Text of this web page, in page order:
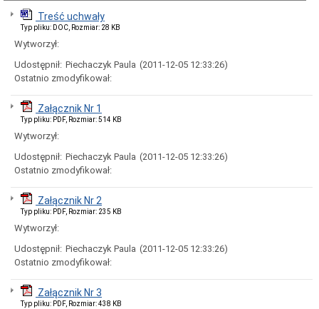
Ogłoszenia
naborze
Ogłoszenia,
obwieszczenia,
informacje
innych
instytucji
Uchwała
Uchwała
dla
województwa
dolnośląskiego
Fundusz
Szerokopasmowy
na
udzielenie
celowej
Zamówienia
Treść uchwały
Typ pliku: DOC, Rozmiar: 28 KB
Wytworzył:
Udostępnił: Piechaczyk Paula (2011-12-05 12:33:26)
Ostatnio zmodyfikował:
Załącznik Nr 1
Typ pliku: PDF, Rozmiar: 514 KB
Wytworzył:
Udostępnił: Piechaczyk Paula (2011-12-05 12:33:26)
Ostatnio zmodyfikował:
Załącznik Nr 2
Typ pliku: PDF, Rozmiar: 235 KB
Wytworzył:
Udostępnił: Piechaczyk Paula (2011-12-05 12:33:26)
Ostatnio zmodyfikował:
Załącznik Nr 3
Typ pliku: PDF, Rozmiar: 438 KB